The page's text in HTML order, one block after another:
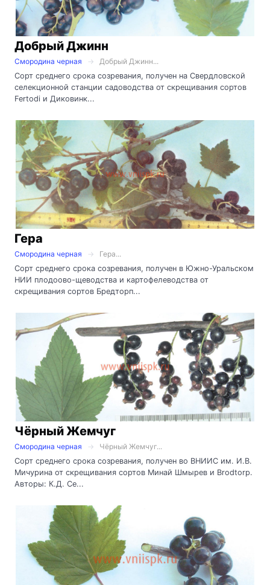
Добрый Джинн
Смородина черная
Добрый Джинн...
Сорт среднего срока созревания, получен на Свердловской
селекционной станции садоводства от скрещивания сортов
Fertodi и Диковинк...
Гера
Смородина черная
Гера...
Сорт среднего срока созревания, получен в Южно-Уральском
НИИ плодоово-щеводства и картофелеводства от
скрещивания сортов Бредторп...
Чёрный Жемчуг
Смородина черная
Чёрный Жемчуг...
Сорт среднего срока созревания, получен во ВНИИС им. И.В.
Мичурина от скрещивания сортов Минай Шмырев и Brodtorp.
Авторы: К.Д. Се...